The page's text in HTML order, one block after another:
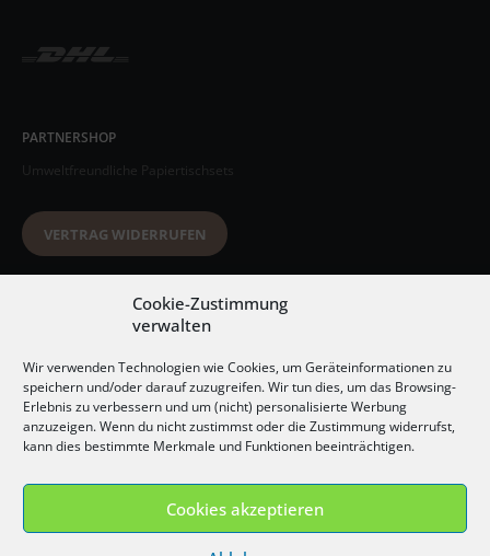
Cookie-Zustimmung
verwalten
Wir verwenden Technologien wie Cookies, um Geräteinformationen zu
speichern und/oder darauf zuzugreifen. Wir tun dies, um das Browsing-
Erlebnis zu verbessern und um (nicht) personalisierte Werbung
anzuzeigen. Wenn du nicht zustimmst oder die Zustimmung widerrufst,
kann dies bestimmte Merkmale und Funktionen beeinträchtigen.
Cookies akzeptieren
PARTNERSHOP
Umweltfreundliche Papiertischsets
VERTRAG WIDERRUFEN
Datenschutzerklärung
Impressum
Widerrufsbelehrung
Versandkosten